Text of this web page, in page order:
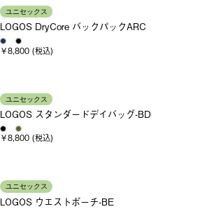
ユニセックス
LOGOS DryCore バックパックARC
￥8,800 (税込)
ユニセックス
LOGOS スタンダードデイバッグ-BD
￥8,800 (税込)
ユニセックス
LOGOS ウエストポーチ-BE